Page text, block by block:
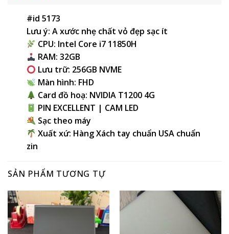
#id 5173
Lưu ý: A xước nhẹ chất vỏ đẹp sạc ít
CPU: Intel Core i7 11850H
RAM: 32GB
Lưu trữ: 256GB NVME
Màn hình: FHD
Card đồ hoạ: NVIDIA T1200 4G
PIN EXCELLENT | CAM LED
Sạc theo máy
Xuất xứ: Hàng Xách tay chuẩn USA chuẩn
zin
SẢN PHẨM TƯƠNG TỰ